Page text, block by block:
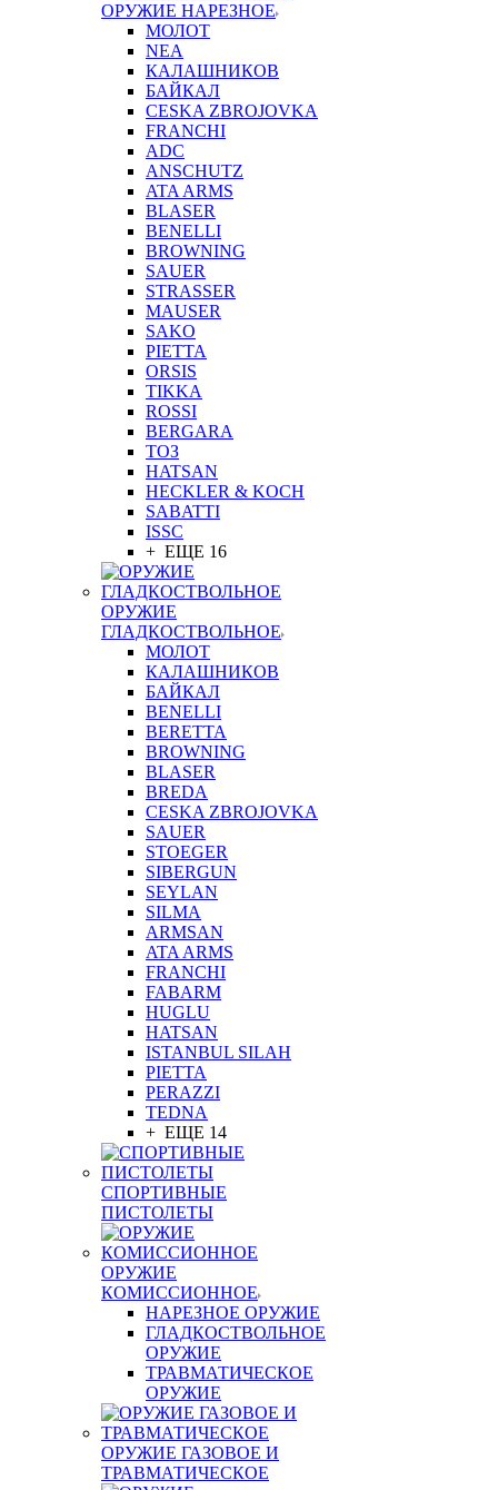
ОРУЖИЕ НАРЕЗНОЕ
МОЛОТ
NEA
КАЛАШНИКОВ
БАЙКАЛ
CESKA ZBROJOVKA
FRANCHI
ADC
ANSCHUTZ
ATA ARMS
BLASER
BENELLI
BROWNING
SAUER
STRASSER
MAUSER
SAKO
PIETTA
ORSIS
TIKKA
ROSSI
BERGARA
ТОЗ
HATSAN
HECKLER & KOCH
SABATTI
ISSC
+ ЕЩЕ 16
ОРУЖИЕ
ГЛАДКОСТВОЛЬНОЕ
МОЛОТ
КАЛАШНИКОВ
БАЙКАЛ
BENELLI
BERETTA
BROWNING
BLASER
BREDA
CESKA ZBROJOVKA
SAUER
STOEGER
SIBERGUN
SEYLAN
SILMA
ARMSAN
ATA ARMS
FRANCHI
FABARM
HUGLU
HATSAN
ISTANBUL SILAH
PIETTA
PERAZZI
TEDNA
+ ЕЩЕ 14
СПОРТИВНЫЕ
ПИСТОЛЕТЫ
ОРУЖИЕ
КОМИССИОННОЕ
НАРЕЗНОЕ ОРУЖИЕ
ГЛАДКОСТВОЛЬНОЕ
ОРУЖИЕ
ТРАВМАТИЧЕСКОЕ
ОРУЖИЕ
ОРУЖИЕ ГАЗОВОЕ И
ТРАВМАТИЧЕСКОЕ